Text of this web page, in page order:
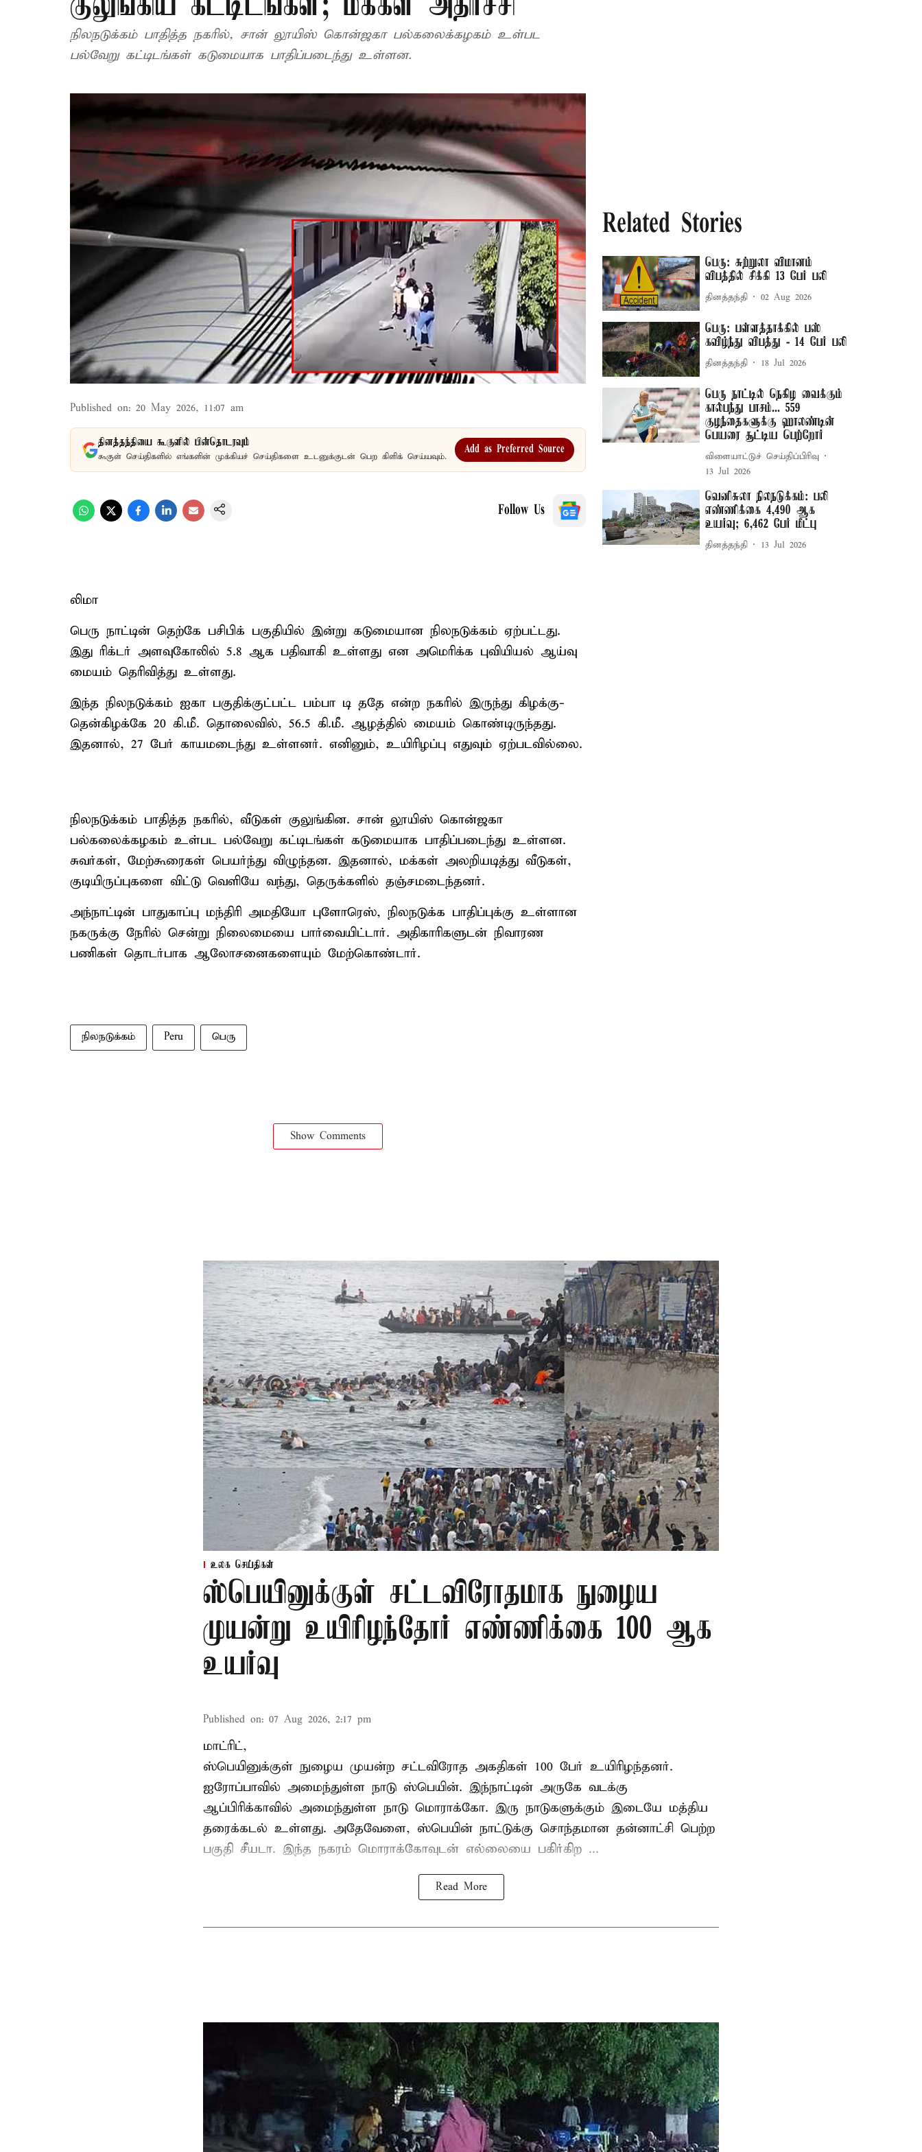
நிலநடுக்கம் பாதித்த நகரில், சான் லூயிஸ் கொன்ஜகா பல்கலைக்கழகம் உள்பட
பல்வேறு கட்டிடங்கள் கடுமையாக பாதிப்படைந்து உள்ளன.
Published on: 20 May 2026, 11:07 am
தினத்தந்தியை கூகுளில் பின்தொடரவும்
கூகுள் செய்திகளில் எங்களின் முக்கியச் செய்திகளை உடனுக்குடன் பெற கிளிக் செய்யவும்.
Add as Preferred Source
Follow Us
லிமா
பெரு நாட்டின் தெற்கே பசிபிக் பகுதியில் இன்று கடுமையான நிலநடுக்கம் ஏற்பட்டது.
இது ரிக்டர் அளவுகோலில் 5.8 ஆக பதிவாகி உள்ளது என அமெரிக்க புவியியல் ஆய்வு
மையம் தெரிவித்து உள்ளது.
இந்த நிலநடுக்கம் ஐகா பகுதிக்குட்பட்ட பம்பா டி ததே என்ற நகரில் இருந்து கிழக்கு-
தென்கிழக்கே 20 கி.மீ. தொலைவில், 56.5 கி.மீ. ஆழத்தில் மையம் கொண்டிருந்தது.
இதனால், 27 பேர் காயமடைந்து உள்ளனர். எனினும், உயிரிழப்பு எதுவும் ஏற்படவில்லை.
நிலநடுக்கம் பாதித்த நகரில், வீடுகள் குலுங்கின. சான் லூயிஸ் கொன்ஜகா
பல்கலைக்கழகம் உள்பட பல்வேறு கட்டிடங்கள் கடுமையாக பாதிப்படைந்து உள்ளன.
சுவர்கள், மேற்கூரைகள் பெயர்ந்து விழுந்தன. இதனால், மக்கள் அலறியடித்து வீடுகள்,
குடியிருப்புகளை விட்டு வெளியே வந்து, தெருக்களில் தஞ்சமடைந்தனர்.
அந்நாட்டின் பாதுகாப்பு மந்திரி அமதியோ புளோரெஸ், நிலநடுக்க பாதிப்புக்கு உள்ளான
நகருக்கு நேரில் சென்று நிலைமையை பார்வையிட்டார். அதிகாரிகளுடன் நிவாரண
பணிகள் தொடர்பாக ஆலோசனைகளையும் மேற்கொண்டார்.
நிலநடுக்கம் Peru பெரு
Show Comments
Related Stories
பெரு: சுற்றுலா விமானம்
விபத்தில் சிக்கி 13 பேர் பலி
தினத்தந்தி 02 Aug 2026
பெரு: பள்ளத்தாக்கில் பஸ்
கவிழ்ந்து விபத்து - 14 பேர் பலி
தினத்தந்தி 18 Jul 2026
பெரு நாட்டில் நெகிழ வைக்கும்
கால்பந்து பாசம்... 559
குழந்தைகளுக்கு ஹாலண்டின்
பெயரை சூட்டிய பெற்றோர்
விளையாட்டுச் செய்திப்பிரிவு
13 Jul 2026
வெனிசுலா நிலநடுக்கம்: பலி
எண்ணிக்கை 4,490 ஆக
உயர்வு; 6,462 பேர் மீட்பு
தினத்தந்தி 13 Jul 2026
உலக செய்திகள்
ஸ்பெயினுக்குள் சட்டவிரோதமாக நுழைய
முயன்று உயிரிழந்தோர் எண்ணிக்கை 100 ஆக
உயர்வு
Published on: 07 Aug 2026, 2:17 pm
மாட்ரிட்,
ஸ்பெயினுக்குள் நுழைய முயன்ற சட்டவிரோத அகதிகள் 100 பேர் உயிரிழந்தனர்.
ஐரோப்பாவில் அமைந்துள்ள நாடு ஸ்பெயின். இந்நாட்டின் அருகே வடக்கு
ஆப்பிரிக்காவில் அமைந்துள்ள நாடு மொராக்கோ. இரு நாடுகளுக்கும் இடையே மத்திய
தரைக்கடல் உள்ளது. அதேவேளை, ஸ்பெயின் நாட்டுக்கு சொந்தமான தன்னாட்சி பெற்ற
பகுதி சீயடா. இந்த நகரம் மொராக்கோவுடன் எல்லையை பகிர்கிற ...
Read More